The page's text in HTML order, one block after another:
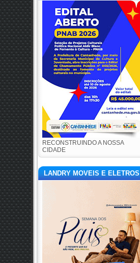
RECONSTRUINDO A NOSSA
CIDADE
LANDRY MOVEIS E ELETROS